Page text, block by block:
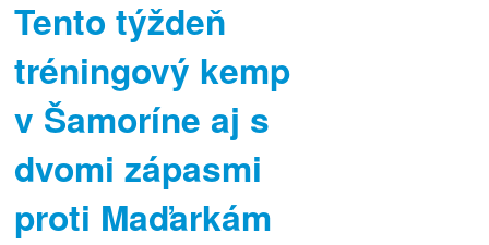
Tento týždeň
tréningový kemp
v Šamoríne aj s
dvomi zápasmi
proti Maďarkám